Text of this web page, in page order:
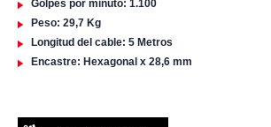
Golpes por minuto: 1.100
Peso: 29,7 Kg
Longitud del cable: 5 Metros
Encastre: Hexagonal x 28,6 mm